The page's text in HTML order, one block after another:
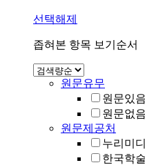
선택해제
좁혀본 항목 보기순서
원문유무
원문있음
원문없음
원문제공처
누리미
한국학